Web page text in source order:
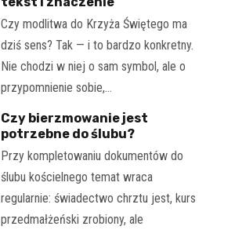
Czy modlitwa do Krzyża Świętego ma
dziś sens? Tak — i to bardzo konkretny.
Nie chodzi w niej o sam symbol, ale o
przypomnienie sobie,…
Czy bierzmowanie jest
potrzebne do ślubu?
Przy kompletowaniu dokumentów do
ślubu kościelnego temat wraca
regularnie: świadectwo chrztu jest, kurs
przedmałżeński zrobiony, ale